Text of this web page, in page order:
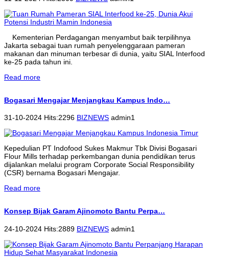
Kementerian Perdagangan menyambut baik terpilihnya
Jakarta sebagai tuan rumah penyelenggaraan pameran
makanan dan minuman terbesar di dunia, yaitu SIAL Interfood
ke-25 pada tahun ini.
Read more
Bogasari Mengajar Menjangkau Kampus Indo…
31-10-2024 Hits:2296 BIZNEWS admin1
Kepedulian PT Indofood Sukes Makmur Tbk Divisi Bogasari
Flour Mills terhadap perkembangan dunia pendidikan terus
dijalankan melalui program Corporate Social Responsibility
(CSR) bernama Bogasari Mengajar.
Read more
Konsep Bijak Garam Ajinomoto Bantu Perpa…
24-10-2024 Hits:2889 BIZNEWS admin1